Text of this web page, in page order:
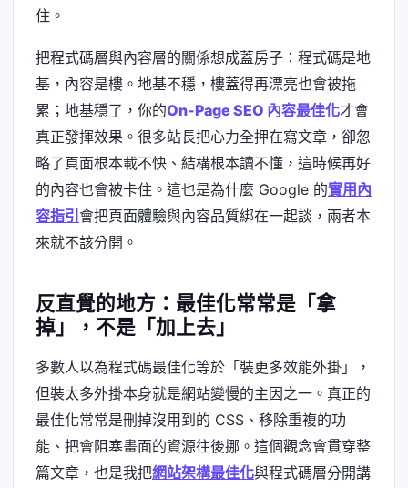
住。
把程式碼層與內容層的關係想成蓋房子：程式碼是地
基，內容是樓。地基不穩，樓蓋得再漂亮也會被拖
累；地基穩了，你的On-Page SEO 內容最佳化才會
真正發揮效果。很多站長把心力全押在寫文章，卻忽
略了頁面根本載不快、結構根本讀不懂，這時候再好
的內容也會被卡住。這也是為什麼 Google 的實用內
容指引 會把頁面體驗與內容品質綁在一起談，兩者本
來就不該分開。
反直覺的地方：最佳化常常是「拿
掉」，不是「加上去」
多數人以為程式碼最佳化等於「裝更多效能外掛」，
但裝太多外掛本身就是網站變慢的主因之一。真正的
最佳化常常是刪掉沒用到的 CSS、移除重複的功
能、把會阻塞畫面的資源往後挪。這個觀念會貫穿整
篇文章，也是我把網站架構最佳化與程式碼層分開講